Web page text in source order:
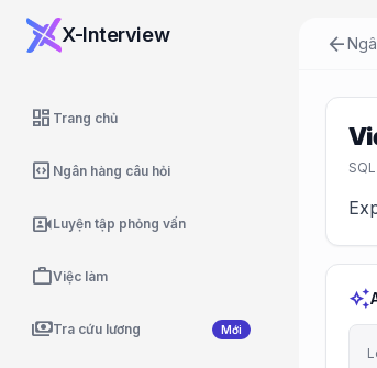
X-Interview
dashboard Trang chủ
code_blocks Ngân hàng câu hỏi
video_camera_frontLuyện tập phỏng vấn
workViệc làm
paymentsTra cứu lương Mới
arrow_back
SQL
auto_awesome